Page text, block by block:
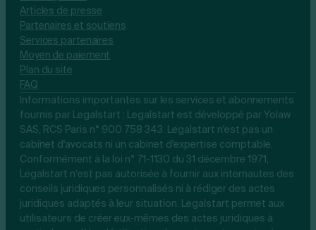
Articles de presse
Partenaires et soutiens
Services partenaires
Moyen de paiement
Plan du site
FAQ
Informations importantes sur les services et abonnements
fournis par Legalstart : Legalstart est développé par Yolaw
SAS, RCS Paris n° 900 758 343. Legalstart n'est pas un
cabinet d'avocats ni un cabinet d'expertise comptable.
Conformément à la loi n° 71-1130 du 31 décembre 1971,
Legalstart n’est pas autorisée à fournir aux internautes des
conseils juridiques personnalisés ni à rédiger des actes
juridiques adaptés à leur situation. Legalstart permet aux
utilisateurs de créer eux-mêmes des actes juridiques à